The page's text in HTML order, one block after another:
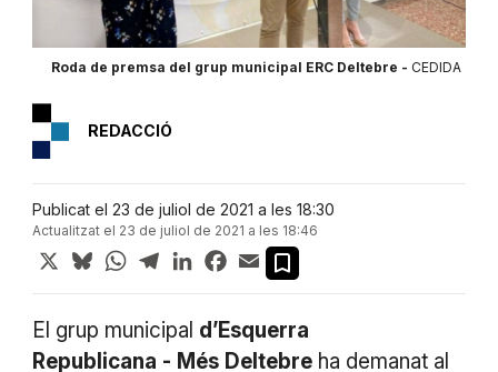
Roda de premsa del grup municipal ERC Deltebre - CEDIDA
REDACCIÓ
Publicat el 23 de juliol de 2021 a les 18:30
Actualitzat el 23 de juliol de 2021 a les 18:46
X BlueskyWhatsApp
TelegramLinkedInFacebook
Email
El grup municipal d’Esquerra
Republicana - Més Deltebreha demanat al